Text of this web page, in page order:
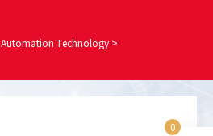
Automation Technology >
0